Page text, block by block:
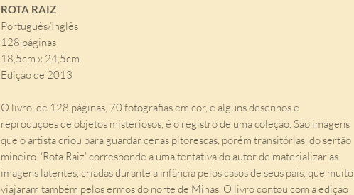
ROTA RAIZ
Português/Inglês
128 páginas
18,5cm x 24,5cm
Edição de 2013
O livro, de 128 páginas, 70 fotografias em cor, e alguns desenhos e
reproduções de objetos misteriosos, é o registro de uma coleção. São imagens
que o artista criou para guardar cenas pitorescas, porém transitórias, do sertão
mineiro. ‘Rota Raiz’ corresponde a uma tentativa do autor de materializar as
imagens latentes, criadas durante a infância pelos casos de seus pais, que muito
viajaram também pelos ermos do norte de Minas. O livro contou com a edição